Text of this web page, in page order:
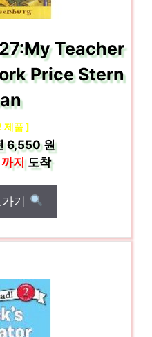
Teacher
Price Stern
제품 ]
6,550 원
까지도착
기